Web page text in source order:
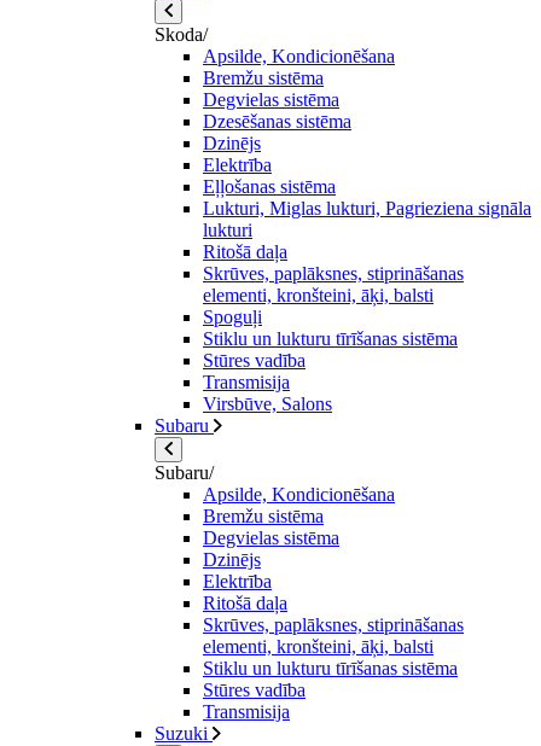
Skoda/
Apsilde, Kondicionēšana
Bremžu sistēma
Degvielas sistēma
Dzesēšanas sistēma
Dzinējs
Elektrība
Eļļošanas sistēma
Lukturi, Miglas lukturi, Pagrieziena signāla
lukturi
Ritošā daļa
Skrūves, paplāksnes, stiprināšanas
elementi, kronšteini, āķi, balsti
Spoguļi
Stiklu un lukturu tīrīšanas sistēma
Stūres vadība
Transmisija
Virsbūve, Salons
Subaru
Subaru/
Apsilde, Kondicionēšana
Bremžu sistēma
Degvielas sistēma
Dzinējs
Elektrība
Ritošā daļa
Skrūves, paplāksnes, stiprināšanas
elementi, kronšteini, āķi, balsti
Stiklu un lukturu tīrīšanas sistēma
Stūres vadība
Transmisija
Suzuki